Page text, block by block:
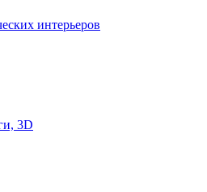
интерьеров
3D